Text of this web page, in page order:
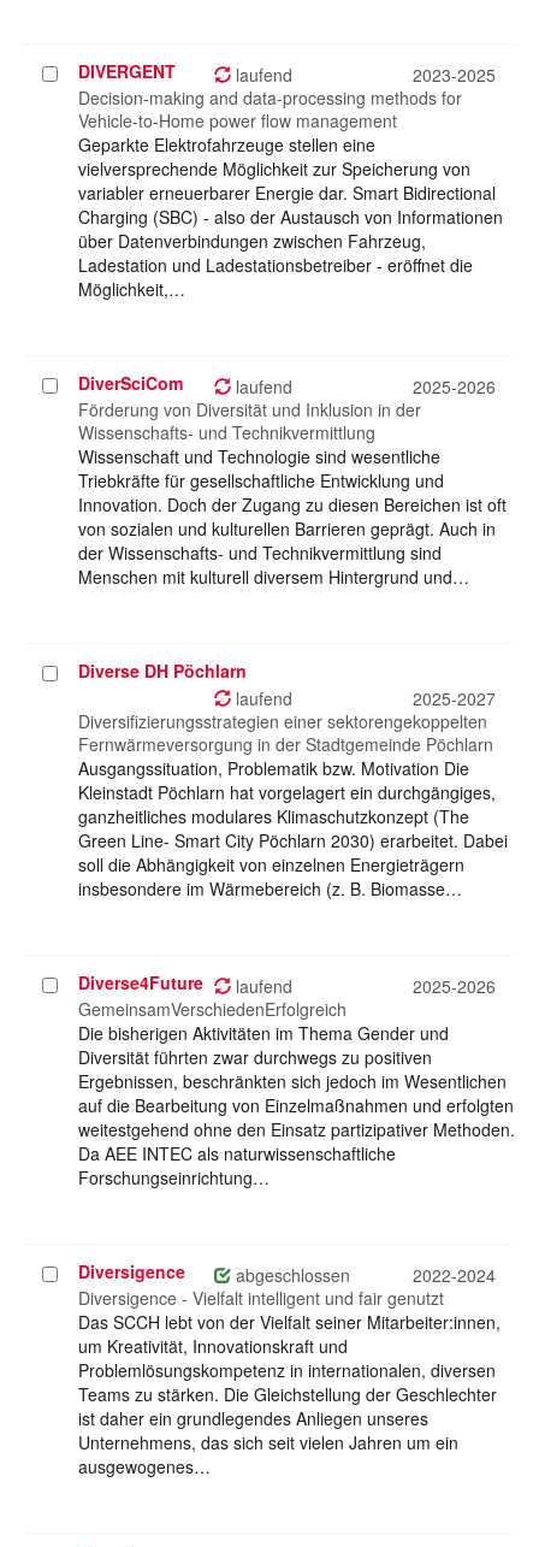
Projekt
auswählen
DIVERGENT laufend
2023-2025
Decision-making and data-processing methods for
Vehicle-to-Home power flow management
Geparkte Elektrofahrzeuge stellen eine
vielversprechende Möglichkeit zur Speicherung von
variabler erneuerbarer Energie dar. Smart Bidirectional
Charging (SBC) - also der Austausch von Informationen
über Datenverbindungen zwischen Fahrzeug,
Ladestation und Ladestationsbetreiber - eröffnet die
Möglichkeit,…
Projekt
auswählen
DiverSciCom laufend
2025-2026
Förderung von Diversität und Inklusion in der
Wissenschafts- und Technikvermittlung
Wissenschaft und Technologie sind wesentliche
Triebkräfte für gesellschaftliche Entwicklung und
Innovation. Doch der Zugang zu diesen Bereichen ist oft
von sozialen und kulturellen Barrieren geprägt. Auch in
der Wissenschafts- und Technikvermittlung sind
Menschen mit kulturell diversem Hintergrund und…
ProjektDiverse DH Pöchlarn
laufend
2025-2027
Diversifizierungsstrategien einer sektorengekoppelten
Fernwärmeversorgung in der Stadtgemeinde Pöchlarn
Ausgangssituation, Problematik bzw. Motivation Die
Kleinstadt Pöchlarn hat vorgelagert ein durchgängiges,
ganzheitliches modulares Klimaschutzkonzept (The
Green Line- Smart City Pöchlarn 2030) erarbeitet. Dabei
soll die Abhängigkeit von einzelnen Energieträgern
insbesondere im Wärmebereich (z. B. Biomasse…
Projekt
auswählen
Diverse4Future laufend
2025-2026
GemeinsamVerschiedenErfolgreich
Die bisherigen Aktivitäten im Thema Gender und
Diversität führten zwar durchwegs zu positiven
Ergebnissen, beschränkten sich jedoch im Wesentlichen
auf die Bearbeitung von Einzelmaßnahmen und erfolgten
weitestgehend ohne den Einsatz partizipativer Methoden.
Da AEE INTEC als naturwissenschaftliche
Forschungseinrichtung…
Projekt
auswählen
Diversigence abgeschlossen
2022-2024
Diversigence - Vielfalt intelligent und fair genutzt
Das SCCH lebt von der Vielfalt seiner Mitarbeiter:innen,
um Kreativität, Innovationskraft und
Problemlösungskompetenz in internationalen, diversen
Teams zu stärken. Die Gleichstellung der Geschlechter
ist daher ein grundlegendes Anliegen unseres
Unternehmens, das sich seit vielen Jahren um ein
ausgewogenes…